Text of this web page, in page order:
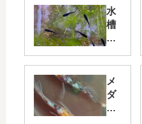
水
槽
の
砂
を
掃
メ
ダ
カ